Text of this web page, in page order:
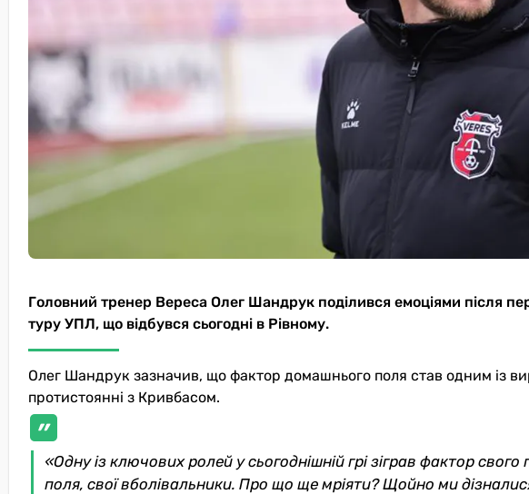
Головний тренер Вереса Олег Шандрук поділився емоціями після
туру УПЛ, що відбувся сьогодні в Рівному.
Олег Шандрук зазначив, що фактор домашнього поля став одним із
протистоянні з Кривбасом.
«Одну із ключових ролей у сьогоднішній грі зіграв фактор
поля, свої вболівальники. Про що ще мріяти? Щойно ми